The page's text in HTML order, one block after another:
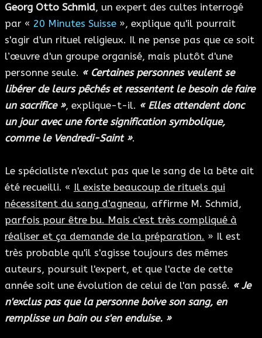
Georg Otto Schmid, un expert des cultes interrogé
par « 20 Minutes Suisse », explique qu'il pourrait
s'agir d'un rituel religieux. Il ne pense pas que ce soit
l’œuvre d'un groupe organisé, mais plutôt d'une
personne seule. « Certaines personnes veulent se
libérer de leurs pêchés et ressentent le besoin de faire
un sacrifice », explique-t-il. « Elles attendent donc
un jour avec une forte signification symbolique,
comme le Vendredi-Saint ».
Le spécialiste n'exclut pas que le sang de la bête ait
été recueilli. « Il existe beaucoup de rituels qui
nécessitent du sang d'agneau, affirme M. Schmid,
parfois pour être bu. Mais c'est très compliqué à
réaliser et ça demande de la préparation. » Il est
très probable qu'il s'agisse toujours des mêmes
auteurs, poursuit l'expert, et que l'acte de cette
année soit une évolution de celui de l'an passé. « Je
n'exclus pas que la personne boive son sang, en
remplisse un bain ou s'en enduise. »